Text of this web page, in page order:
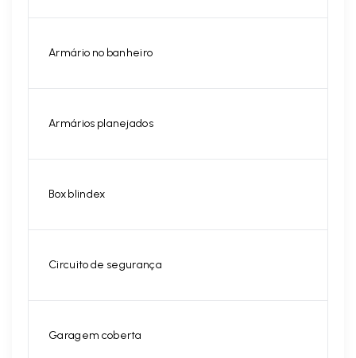
Armário no banheiro
Armários planejados
Box blindex
Circuito de segurança
Garagem coberta